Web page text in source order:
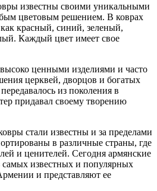
известны своими уникальными
цветовым решением. В коврах
красный, синий, зеленый,
Каждый цвет имеет свое
ценными изделиями и часто
церквей, дворцов и богатых
из поколения в
придавал своему творению
стали известны и за пределами
в различные страны, где
и ценителей. Сегодня армянские
известных и популярных
и представляют ее